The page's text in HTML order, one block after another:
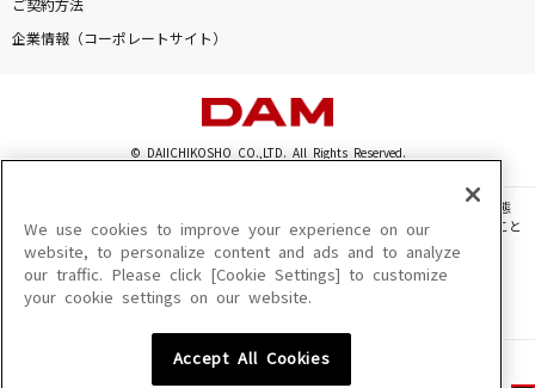
ご契約方法
企業情報（コーポレートサイト）
© DAIICHIKOSHO CO.,LTD. All Rights Reserved.
このサイトに掲載されている一切の文章・画像・写真・動画・音声等を、手段や形態
を問わず、著作権法の定める範囲を超えて無断で複製、転載、ファイル化などすること
を禁じます。
楽曲及びコンテンツは、機種によりご利用いただけない場合があります。
楽曲及びコンテンツの配信日、配信内容が変更になる場合があります。
We use cookies to improve your experience on our
website, to personalize content and ads and to analyze
our traffic. Please click [Cookie Settings] to customize
your cookie settings on our website.
Accept All Cookies